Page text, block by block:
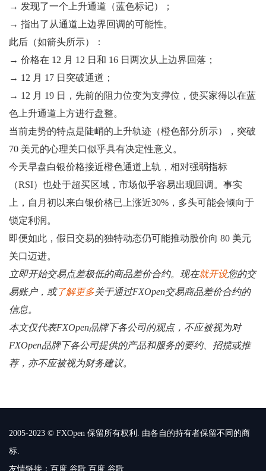
→ 发现了一个上升通道（蓝色标记）；
→ 指出了从通道上边界回调的可能性。
此后（如箭头所示）：
→ 价格在 12 月 12 日和 16 日两次从上边界回落；
→ 12 月 17 日突破通道；
→ 12 月 19 日，先前的阻力位变为支撑位，使买家得以在蓝
色上升通道上方进行盘整。
当前走势的特点是陡峭的上升轨迹（橙色部分所示），突破
70 美元的心理关口似乎具有决定性意义。
今天早盘白银价格接近橙色通道上轨，相对强弱指标
（RSI）也处于超买区域，市场似乎容易出现回调。事实
上，自月初以来白银价格已上涨近30%，多头可能会倾向于
锁定利润。
即便如此，假日交易的独特动态仍可能推动股价向 80 美元
关口迈进。
立即开始交易点差极低的商品差价合约。现在就开设您的交
易账户，或了解更多关于通过FXOpen交易商品差价合约的
信息。
本文仅代表FXOpen品牌下各公司的观点，不应被视为对
FXOpen品牌下各公司提供的产品和服务的要约、招揽或推
荐，亦不应被视为财务建议。
2005-2023 © FXOpen 保留所有权利. 由各自的持有者保留不同的商
标.
友情链接： 百度 谷歌 百度 谷歌